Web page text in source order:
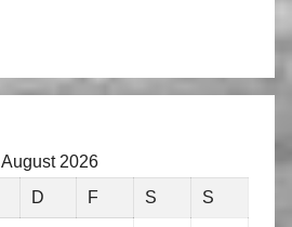
August 2026
D F S S